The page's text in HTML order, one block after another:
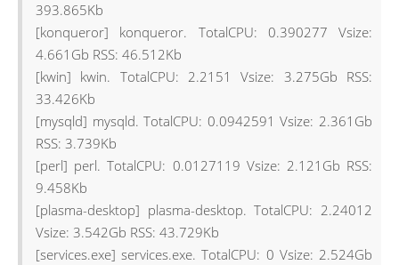
393.865Kb
[konqueror] konqueror. TotalCPU: 0.390277 Vsize:
4.661Gb RSS: 46.512Kb
[kwin] kwin. TotalCPU: 2.2151 Vsize: 3.275Gb RSS:
33.426Kb
[mysqld] mysqld. TotalCPU: 0.0942591 Vsize: 2.361Gb
RSS: 3.739Kb
[perl] perl. TotalCPU: 0.0127119 Vsize: 2.121Gb RSS:
9.458Kb
[plasma-desktop] plasma-desktop. TotalCPU: 2.24012
Vsize: 3.542Gb RSS: 43.729Kb
[services.exe] services.exe. TotalCPU: 0 Vsize: 2.524Gb